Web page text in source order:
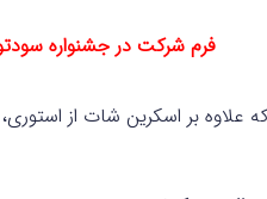
فرم شرکت در جشنواره
علاوه بر اسکرین شات از